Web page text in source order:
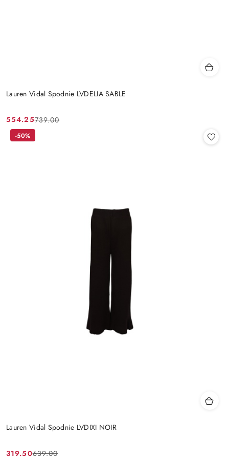
Lauren Vidal Spodnie LVDELIA SABLE
Cena
promocyjna:
554.25
Cena
przed
739.00
Lauren Vidal Spodnie LVDIXI NOIR
319.50639.00
-50%